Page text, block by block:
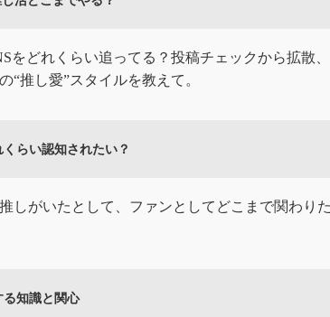
をどれくらい追ってる？投稿チェックから拡散
“推し愛”スタイルを教えて。
らい認知されたい？
しがいたとして、ファンとしてどこまで関わり
る知識と関心